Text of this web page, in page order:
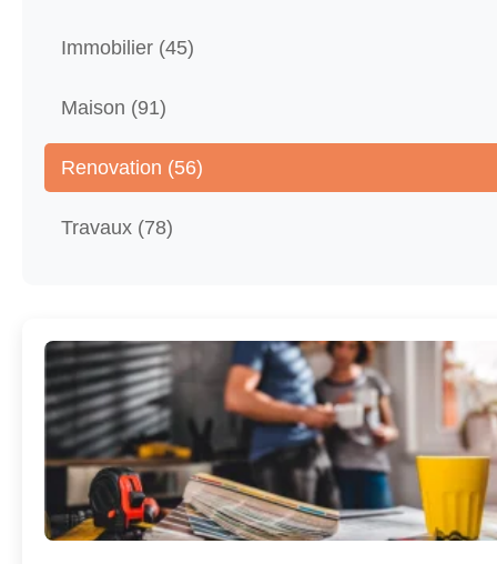
Immobilier (45)
Maison (91)
Renovation (56)
Travaux (78)